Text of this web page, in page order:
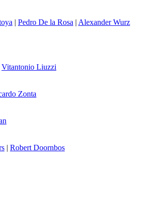
| Pedro De la Rosa | Alexander Wurz
Vitantonio Liuzzi
Zonta
| Robert Doornbos